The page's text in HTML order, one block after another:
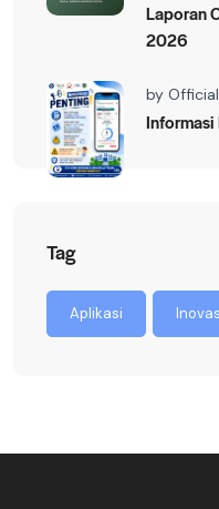
Laporan
2026
by
Informasi
Tag
Aplikasi